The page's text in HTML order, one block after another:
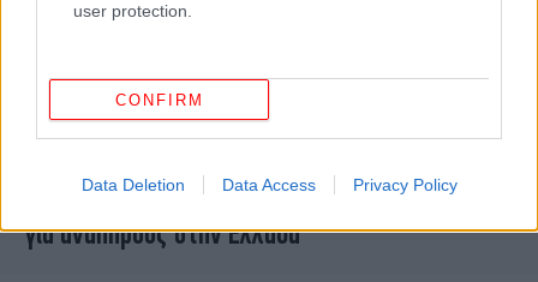
user protection.
CONFIRM
Data Deletion Data Access Privacy Policy
Ξεκίνησε η εφαρμογή του Προσωπικού Βοηθού
για αναπήρους στην Ελλάδα